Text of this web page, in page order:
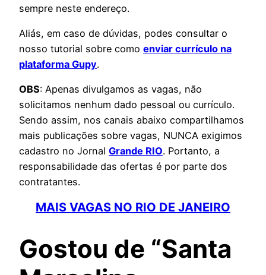
sempre neste endereço.
Aliás, em caso de dúvidas, podes consultar o
nosso tutorial sobre como enviar currículo na
plataforma Gupy.
OBS: Apenas divulgamos as vagas, não
solicitamos nenhum dado pessoal ou currículo.
Sendo assim, nos canais abaixo compartilhamos
mais publicações sobre vagas, NUNCA exigimos
cadastro no Jornal Grande RIO. Portanto, a
responsabilidade das ofertas é por parte dos
contratantes.
MAIS VAGAS NO RIO DE JANEIRO
Gostou de “Santa